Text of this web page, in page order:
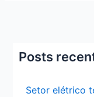
Posts
Setor elétrico